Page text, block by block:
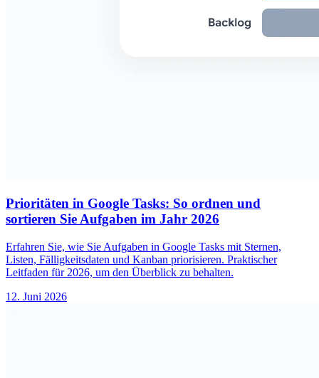
Prioritäten in Google Tasks: So ordnen und
sortieren Sie Aufgaben im Jahr 2026
Erfahren Sie, wie Sie Aufgaben in Google Tasks mit Sternen,
Listen, Fälligkeitsdaten und Kanban priorisieren. Praktischer
Leitfaden für 2026, um den Überblick zu behalten.
12. Juni 2026